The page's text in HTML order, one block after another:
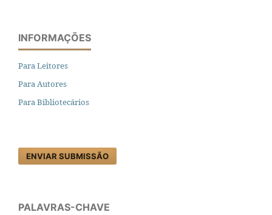
INFORMAÇÕES
Para Leitores
Para Autores
Para Bibliotecários
ENVIAR SUBMISSÃO
PALAVRAS-CHAVE